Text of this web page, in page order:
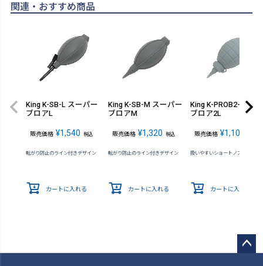
関連・おすすめ商品
King K-SB-L スーパー
ブロアL
販売価格 ¥1,540 税込
転がり防止のライン付きデザイン
カートに入れる
King K-SB-M スーパー
ブロアM
販売価格 ¥1,320 税込
転がり防止のライン付きデザイン
カートに入れる
King K-PROB2-L プロ
ブロア2L
販売価格 ¥1,100
扱いやすいショートノズル
カートに入れる